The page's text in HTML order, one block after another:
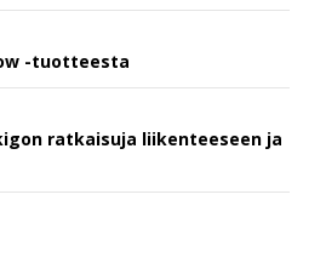
-tuotteesta
ratkaisuja liikenteeseen ja